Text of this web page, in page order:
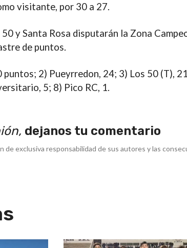
visitante, por 30 a 27.
y Santa Rosa disputarán la Zona
de puntos.
puntos; 2) Pueyrredon, 24; 3) Los 50 (T),
5; 8) Pico RC, 1.
dejanos tu comentario
de exclusiva responsabilidad de sus autores y las